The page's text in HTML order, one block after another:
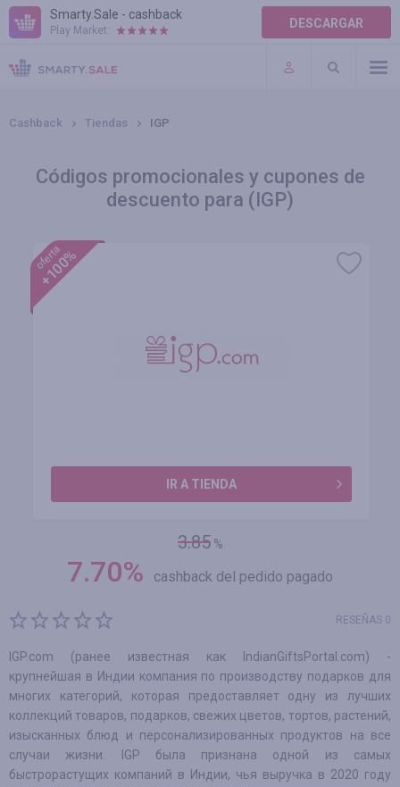
Smarty.Sale - cashback
Play Market: DESCARGAR
AYUDA
TÉRMINOS DE USO
Cashback Tiendas IGP
Códigos promocionales y cupones de
descuento para (IGP)
oferta
+100%
IR A TIENDA
3.85%
7.70% cashback del pedido pagado
RESEÑAS 0
IGP.com (ранее известная как IndianGiftsPortal.com) -
крупнейшая в Индии компания по производству подарков для
многих категорий, которая предоставляет одну из лучших
коллекций товаров, подарков, свежих цветов, тортов, растений,
изысканных блюд и персонализированных продуктов на все
случаи жизни. IGP была признана одной из самых
быстрорастущих компаний в Индии, чья выручка в 2020 году